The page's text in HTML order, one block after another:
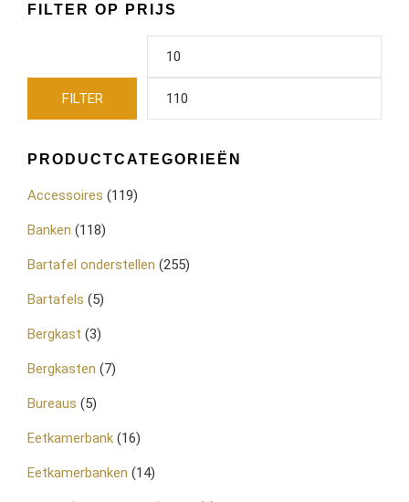
FILTER OP PRIJS
FILTER
PRODUCTCATEGORIEËN
Accessoires (119)
Banken (118)
Bartafel onderstellen (255)
Bartafels (5)
Bergkast (3)
Bergkasten (7)
Bureaus (5)
Eetkamerbank (16)
Eetkamerbanken (14)